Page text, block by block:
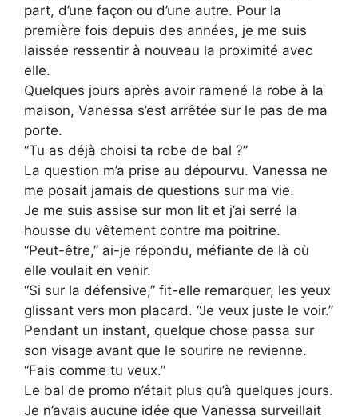
part, d’une façon ou d’une autre. Pour la
première fois depuis des années, je me suis
laissée ressentir à nouveau la proximité avec
elle.
Quelques jours après avoir ramené la robe à la
maison, Vanessa s’est arrêtée sur le pas de ma
porte.
“Tu as déjà choisi ta robe de bal ?”
La question m’a prise au dépourvu. Vanessa ne
me posait jamais de questions sur ma vie.
Je me suis assise sur mon lit et j’ai serré la
housse du vêtement contre ma poitrine.
“Peut-être,” ai-je répondu, méfiante de là où
elle voulait en venir.
“Si sur la défensive,” fit-elle remarquer, les yeux
glissant vers mon placard. “Je veux juste le voir.”
Pendant un instant, quelque chose passa sur
son visage avant que le sourire ne revienne.
“Fais comme tu veux.”
Le bal de promo n’était plus qu’à quelques jours.
Je n’avais aucune idée que Vanessa surveillait